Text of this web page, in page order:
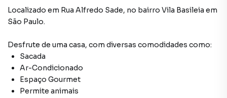
Localizado em Rua Alfredo Sade, no bairro Vila Basileia em
São Paulo.
Desfrute de uma casa, com diversas comodidades como:
Sacada
Ar-Condicionado
Espaço Gourmet
Permite animais